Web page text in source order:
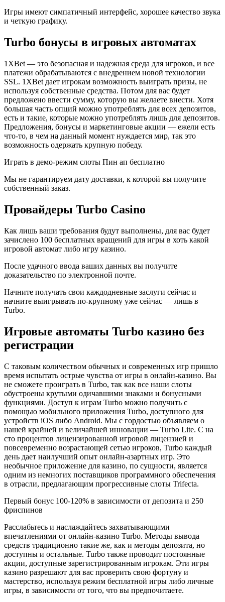
Игры имеют симпатичный интерфейс, хорошее качество звука
и четкую графику.
Turbo бонусы в игровых автоматах
1XBet — это безопасная и надежная среда для игроков, и все
платежи обрабатываются с внедрением новой технологии
SSL. 1XBet дает игрокам возможность выиграть призы, не
используя собственные средства. Потом для вас будет
предложено ввести сумму, которую вы желаете внести. Хотя
большая часть опций можно употреблять для всех депозитов,
есть и такие, которые можно употреблять лишь для депозитов.
Предложения, бонусы и маркетинговые акции — ежели есть
что-то, в чем на данный момент нуждается мир, так это
возможность одержать крупную победу.
Играть в демо-режим слоты Пин ап бесплатно
Мы не гарантируем дату доставки, к которой вы получите
собственный заказ.
Провайдеры Turbo Casino
Как лишь ваши требования будут выполнены, для вас будет
зачислено 100 бесплатных вращений для игры в хоть какой
игровой автомат либо игру казино.
После удачного ввода ваших данных вы получите
доказательство по электронной почте.
Начните получать свои каждодневные заслуги сейчас и
начните выигрывать по-крупному уже сейчас — лишь в
Turbo.
Игровые автоматы Turbo казино без
регистрации
С таковым количеством обычных и современных игр пришло
время испытать острые чувства от игры в онлайн-казино. Вы
не сможете проиграть в Turbo, так как все наши слоты
обустроены крутыми одичавшими знаками и бонусными
функциями. Доступ к играм Turbo можно получить с
помощью мобильного приложения Turbo, доступного для
устройств iOS либо Android. Мы с гордостью объявляем о
нашей крайней и величайшей инновации — Turbo Lite. С на
сто процентов лицензированной игровой лицензией и
повсевременно возрастающей сетью игроков, Turbo каждый
день дает наилучший опыт онлайн-азартных игр. Это
необычное приложение для казино, по сущности, является
одним из немногих поставщиков программного обеспечения
в отрасли, предлагающим прогрессивные слоты Trifecta.
Первый бонус 100-120% в зависимости от депозита и 250
фриспинов
Расслабьтесь и наслаждайтесь захватывающими
впечатлениями от онлайн-казино Turbo. Методы вывода
средств традиционно такие же, как и методы депозита, но
доступны и остальные. Turbo также проводит постоянные
акции, доступные зарегистрированным игрокам. Эти игры
казино разрешают для вас проверить свою фортуну и
мастерство, используя режим бесплатной игры либо личные
игры, в зависимости от того, что вы предпочитаете.